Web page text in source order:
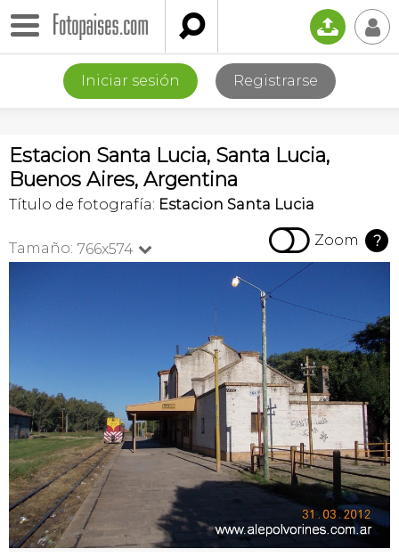
 📤 👤
Iniciar sesión Registrarse
Estacion Santa Lucia, Santa Lucia,
Buenos Aires, Argentina
Título de fotografía: Estacion Santa Lucia
Tamaño: 766x574   Zoom ?